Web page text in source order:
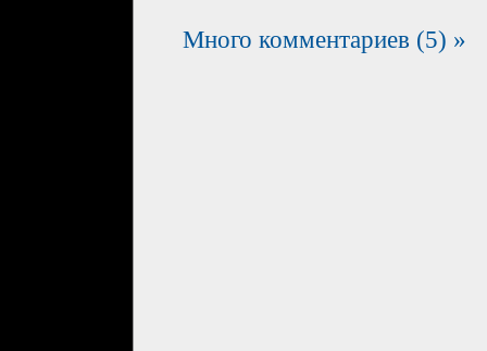
Много комментариев (5) »